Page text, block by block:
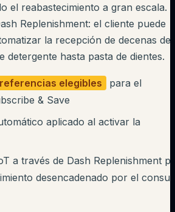
el reabastecimiento a gran escala.
Replenishment: el cliente puede
la recepción de decenas de
detergente hasta pasta de dientes.
elegibles
para el
& Save
aplicado al activar la
a través de Dash Replenishment
desencadenado por el